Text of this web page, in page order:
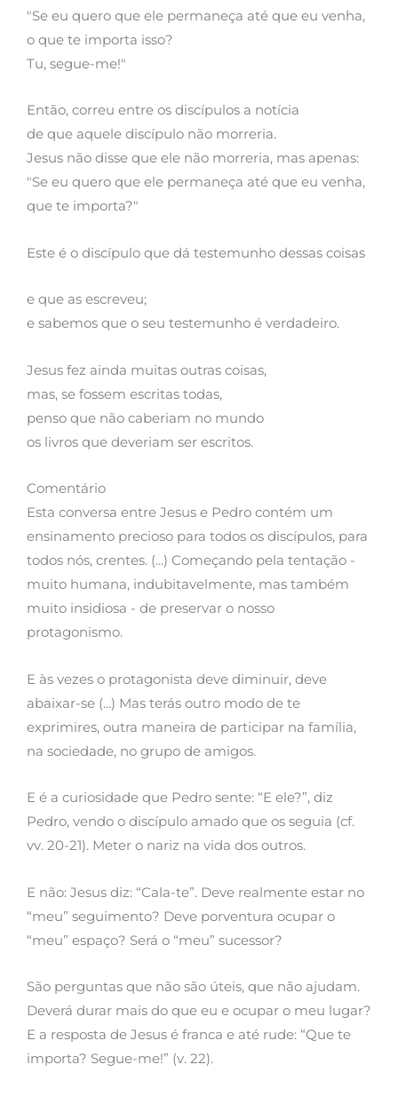
"Se eu quero que ele permaneça até que eu venha,
o que te importa isso?
Tu, segue-me!"
Então, correu entre os discípulos a notícia
de que aquele discípulo não morreria.
Jesus não disse que ele não morreria, mas apenas:
"Se eu quero que ele permaneça até que eu venha,
que te importa?"
Este é o discípulo que dá testemunho dessas coisas
e que as escreveu;
e sabemos que o seu testemunho é verdadeiro.
Jesus fez ainda muitas outras coisas,
mas, se fossem escritas todas,
penso que não caberiam no mundo
os livros que deveriam ser escritos.
Comentário
Esta conversa entre Jesus e Pedro contém um
ensinamento precioso para todos os discípulos, para
todos nós, crentes. (...) Começando pela tentação -
muito humana, indubitavelmente, mas também
muito insidiosa - de preservar o nosso
protagonismo.
E às vezes o protagonista deve diminuir, deve
abaixar-se (...) Mas terás outro modo de te
exprimires, outra maneira de participar na família,
na sociedade, no grupo de amigos.
E é a curiosidade que Pedro sente: “E ele?”, diz
Pedro, vendo o discípulo amado que os seguia (cf.
vv. 20-21). Meter o nariz na vida dos outros.
E não: Jesus diz: “Cala-te”. Deve realmente estar no
“meu” seguimento? Deve porventura ocupar o
“meu” espaço? Será o “meu” sucessor?
São perguntas que não são úteis, que não ajudam.
Deverá durar mais do que eu e ocupar o meu lugar?
E a resposta de Jesus é franca e até rude: “Que te
importa? Segue-me!” (v. 22).